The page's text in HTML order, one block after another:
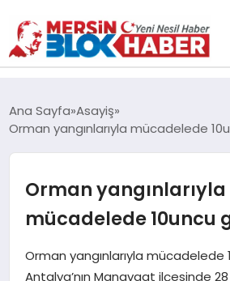
SAĞLIK
ASAYIŞ
Ana Sayfa Asayiş
Orman yangınlarıyla mücadelede
Orman yangınlarıyla
mücadelede 10uncu
Orman yangınlarıyla mücadelede
Antalya’nın Manavgat ilçesinde